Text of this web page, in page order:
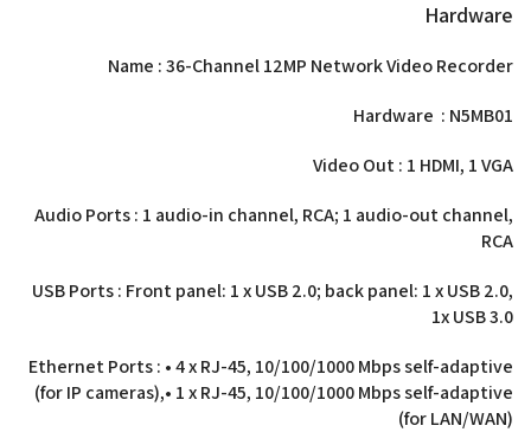
Hardware
Name : 36-Channel 12MP Network Video Recorder
Hardware : N5MB01
Video Out : 1 HDMI, 1 VGA
Audio Ports : 1 audio-in channel, RCA; 1 audio-out channel,
RCA
USB Ports : Front panel: 1 x USB 2.0; back panel: 1 x USB 2.0,
1x USB 3.0
Ethernet Ports : • 4 x RJ-45, 10/100/1000 Mbps self-adaptive
(for IP cameras),• 1 x RJ-45, 10/100/1000 Mbps self-adaptive
(for LAN/WAN)